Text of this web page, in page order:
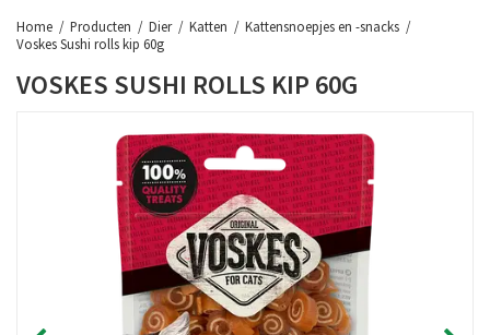
Home Producten Dier Katten
Kattensnoepjes en -snacks
Voskes Sushi rolls kip 60g
VOSKES SUSHI ROLLS KIP 60G